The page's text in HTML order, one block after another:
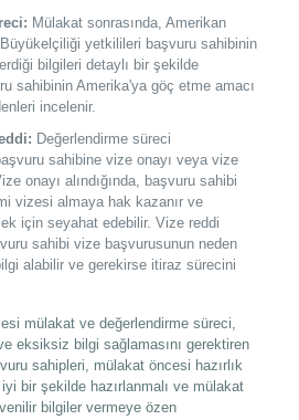
Mülakat sonrasında, Amerikan
yetkilileri başvuru sahibinin
bilgileri detaylı bir şekilde
sahibinin Amerika'ya göç etme amacı
incelenir.
Değerlendirme süreci
sahibine vize onayı veya vize
onayı alındığında, başvuru sahibi
vizesi almaya hak kazanır ve
için seyahat edebilir. Vize reddi
sahibi vize başvurusunun neden
alabilir ve gerekirse itiraz sürecini
mülakat ve değerlendirme süreci,
eksiksiz bilgi sağlamasını gerektiren
sahipleri, mülakat öncesi hazırlık
bir şekilde hazırlanmalı ve mülakat
bilgiler vermeye özen